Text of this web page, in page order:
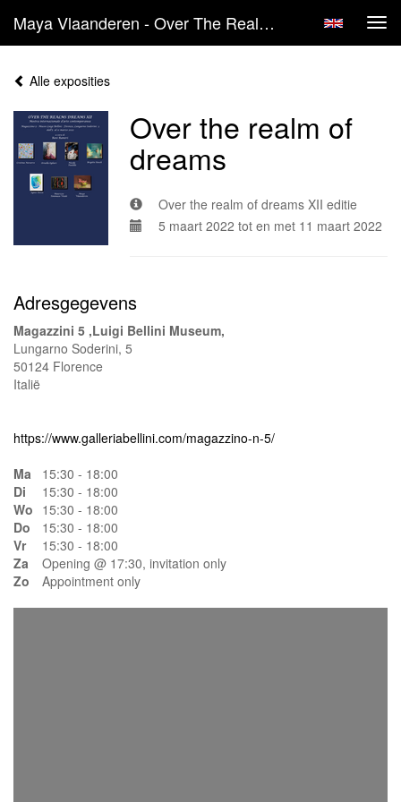
Maya Vlaanderen - Over The Realm Of Dreams
Alle exposities
Over the realm of
dreams
Over the realm of dreams XII editie
5 maart 2022 tot en met 11 maart 2022
Adresgegevens
Magazzini 5 ,Luigi Bellini Museum,
Lungarno Soderini, 5
50124 Florence
Italië
https://www.galleriabellini.com/magazzino-n-5/
Ma
15:30 - 18:00
Di
15:30 - 18:00
Wo 15:30 - 18:00
Do
15:30 - 18:00
Vr
15:30 - 18:00
Za
Opening @ 17:30, invitation only
Zo
Appointment only